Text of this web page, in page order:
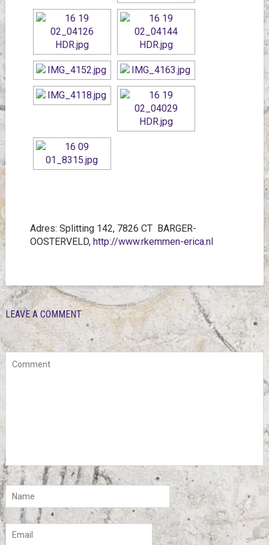
Adres: Splitting 142, 7826 CT BARGER-
OOSTERVELD, http://www.rkemmen-erica.nl
LEAVE A COMMENT